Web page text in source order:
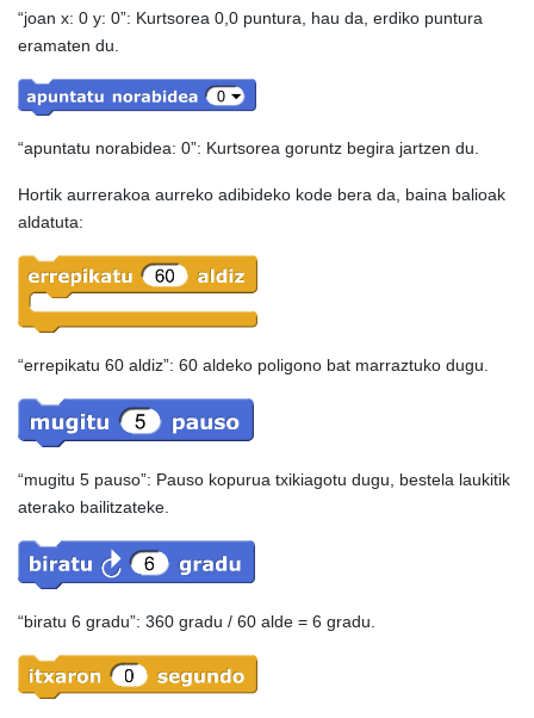
“joan x: 0 y: 0”: Kurtsorea 0,0 puntura, hau da, erdiko puntura
eramaten du.
“apuntatu norabidea: 0”: Kurtsorea goruntz begira jartzen du.
Hortik aurrerakoa aurreko adibideko kode bera da, baina balioak
aldatuta:
“errepikatu 60 aldiz”: 60 aldeko poligono bat marraztuko dugu.
“mugitu 5 pauso”: Pauso kopurua txikiagotu dugu, bestela laukitik
aterako bailitzateke.
“biratu 6 gradu”: 360 gradu / 60 alde = 6 gradu.